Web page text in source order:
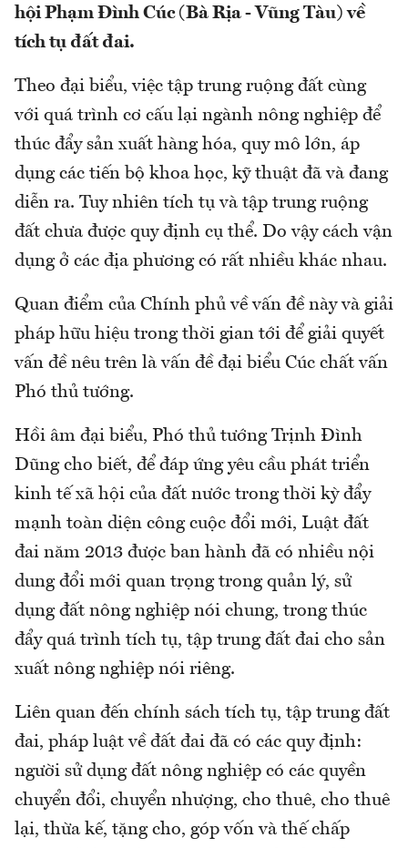
hội Phạm Đình Cúc (Bà Rịa - Vũng Tàu) về
tích tụ đất đai.
Theo đại biểu, việc tập trung ruộng đất cùng
với quá trình cơ cấu lại ngành nông nghiệp để
thúc đẩy sản xuất hàng hóa, quy mô lớn, áp
dụng các tiến bộ khoa học, kỹ thuật đã và đang
diễn ra. Tuy nhiên tích tụ và tập trung ruộng
đất chưa được quy định cụ thể. Do vậy cách vận
dụng ở các địa phương có rất nhiều khác nhau.
Quan điểm của Chính phủ về vấn đề này và giải
pháp hữu hiệu trong thời gian tới để giải quyết
vấn đề nêu trên là vấn đề đại biểu Cúc chất vấn
Phó thủ tướng.
Hồi âm đại biểu, Phó thủ tướng Trịnh Đình
Dũng cho biết, để đáp ứng yêu cầu phát triển
kinh tế xã hội của đất nước trong thời kỳ đẩy
mạnh toàn diện công cuộc đổi mới, Luật đất
đai năm 2013 được ban hành đã có nhiều nội
dung đổi mới quan trọng trong quản lý, sử
dụng đất nông nghiệp nói chung, trong thúc
đẩy quá trình tích tụ, tập trung đất đai cho sản
xuất nông nghiệp nói riêng.
Liên quan đến chính sách tích tụ, tập trung đất
đai, pháp luật về đất đai đã có các quy định:
người sử dụng đất nông nghiệp có các quyền
chuyển đổi, chuyển nhượng, cho thuê, cho thuê
lại, thừa kế, tặng cho, góp vốn và thế chấp